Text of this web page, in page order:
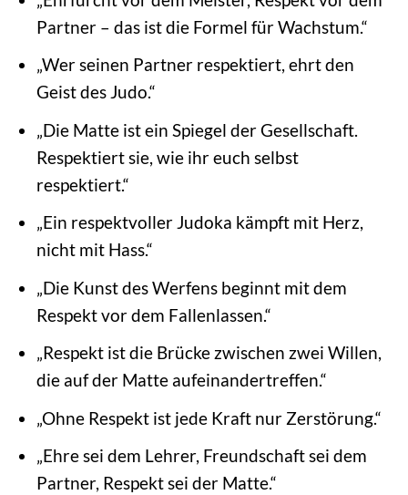
Partner – das ist die Formel für Wachstum.“
„Wer seinen Partner respektiert, ehrt den
Geist des Judo.“
„Die Matte ist ein Spiegel der Gesellschaft.
Respektiert sie, wie ihr euch selbst
respektiert.“
„Ein respektvoller Judoka kämpft mit Herz,
nicht mit Hass.“
„Die Kunst des Werfens beginnt mit dem
Respekt vor dem Fallenlassen.“
„Respekt ist die Brücke zwischen zwei Willen,
die auf der Matte aufeinandertreffen.“
„Ohne Respekt ist jede Kraft nur Zerstörung.“
„Ehre sei dem Lehrer, Freundschaft sei dem
Partner, Respekt sei der Matte.“